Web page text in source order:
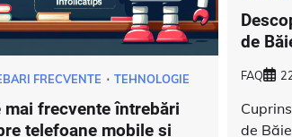
FRECVENTE TEHNOLOGIE
mai frecvente întrebări
telefoane mobile și
de
FAQ
de